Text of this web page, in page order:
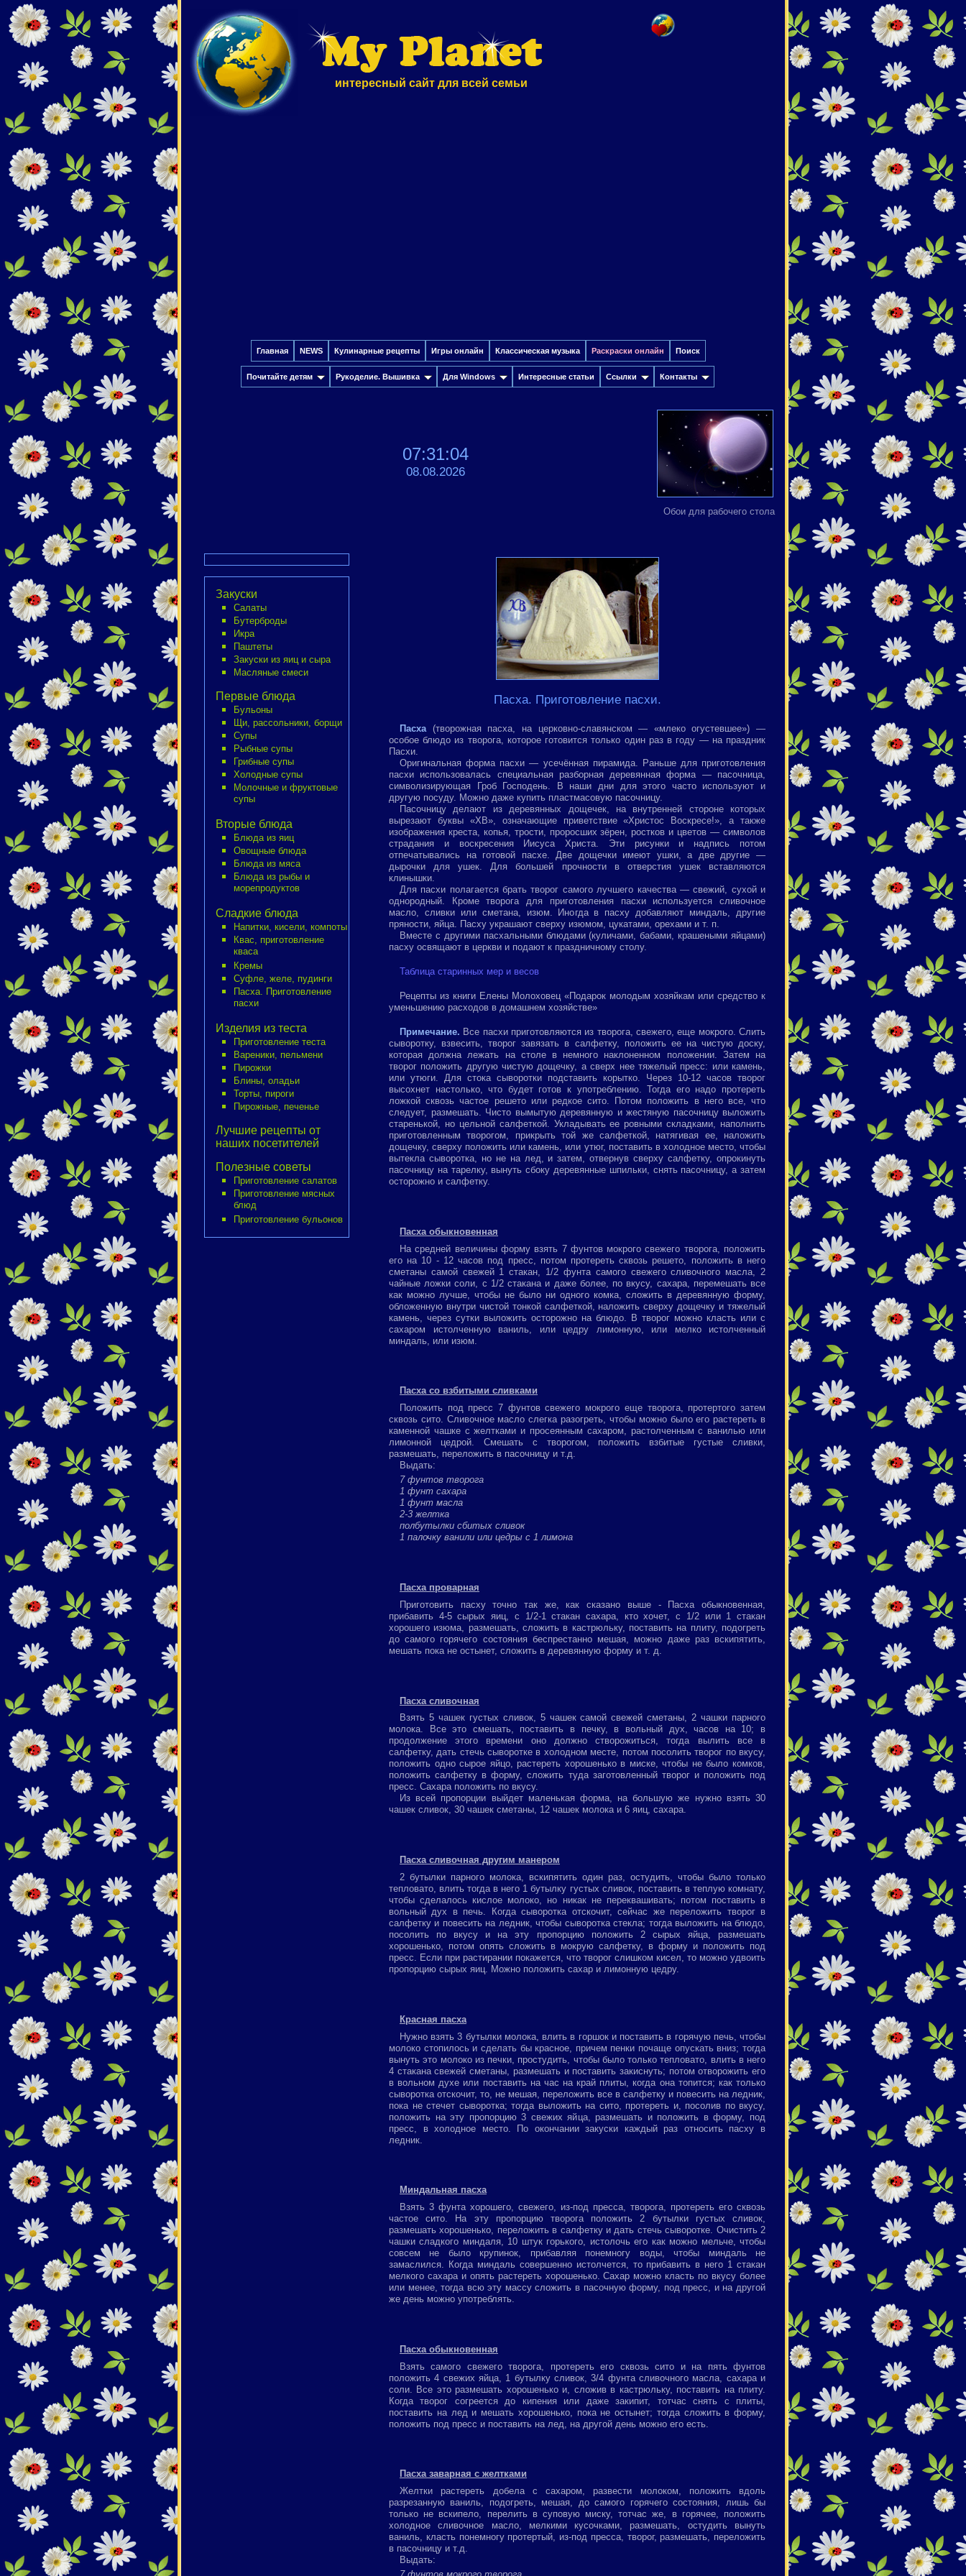
интересный сайт для всей семьи
Главная NEWS Кулинарные рецепты Игры онлайн Классическая музыка Раскраски онлайн Поиск
Почитайте детям Рукоделие. Вышивка Для Windows Интересные cтатьи Ссылки Контакты
07:31:05
08.08.2026
Обои для рабочего стола
Закуски
Салаты
Бутерброды
Икра
Паштеты
Закуски из яиц и сыра
Масляные смеси
Первые блюда
Бульоны
Щи, рассольники, борщи
Супы
Рыбные супы
Грибные супы
Холодные супы
Молочные и фруктовые
супы
Вторые блюда
Блюда из яиц
Овощные блюда
Блюда из мяса
Блюда из рыбы и
морепродуктов
Сладкие блюда
Напитки, кисели, компоты
Квас, приготовление
кваса
Кремы
Суфле, желе, пудинги
Пасха. Приготовление
пасхи
Изделия из теста
Приготовление теста
Вареники, пельмени
Пирожки
Блины, оладьи
Торты, пироги
Пирожные, печенье
Лучшие рецепты от
наших посетителей
Полезные советы
Приготовление салатов
Приготовление мясных
блюд
Приготовление бульонов
Пасха. Приготовление пасхи.
Пасха(творожная пасха, на церковно-славянском — «млеко огустевшее») —
особое блюдо из творога, которое готовится только один раз в году — на праздник
Пасхи.
Оригинальная форма пасхи — усечённая пирамида. Раньше для приготовления
пасхи использовалась специальная разборная деревянная форма — пасочница,
символизирующая Гроб Господень. В наши дни для этого часто используют и
другую посуду. Можно даже купить пластмасовую пасочницу.
Пасочницу делают из деревянных дощечек, на внутренней стороне которых
вырезают буквы «ХВ», означающие приветствие «Христос Воскресе!», а также
изображения креста, копья, трости, проросших зёрен, ростков и цветов — символов
страдания и воскресения Иисуса Христа. Эти рисунки и надпись потом
отпечатывались на готовой пасхе. Две дощечки имеют ушки, а две другие —
дырочки для ушек. Для большей прочности в отверстия ушек вставляются
клинышки.
Для пасхи полагается брать творог самого лучшего качества — свежий, сухой и
однородный. Кроме творога для приготовления пасхи используется сливочное
масло, сливки или сметана, изюм. Иногда в пасху добавляют миндаль, другие
пряности, яйца. Пасху украшают сверху изюмом, цукатами, орехами и т. п.
Вместе с другими пасхальными блюдами (куличами, бабами, крашеными яйцами)
пасху освящают в церкви и подают к праздничному столу.
Таблица старинных мер и весов
Рецепты из книги Елены Молоховец «Подарок молодым хозяйкам или средство к
уменьшению расходов в домашнем хозяйстве»
Примечание. Все пасхи приготовляются из творога, свежего, еще мокрого. Слить
сыворотку, взвесить, творог завязать в салфетку, положить ее на чистую доску,
которая должна лежать на столе в немного наклоненном положении. Затем на
творог положить другую чистую дощечку, а сверх нее тяжелый пресс: или камень,
или утюги. Для стока сыворотки подставить корытко. Через 10-12 часов творог
высохнет настолько, что будет готов к употреблению. Тогда его надо протереть
ложкой сквозь частое решето или редкое сито. Потом положить в него все, что
следует, размешать. Чисто вымытую деревянную и жестяную пасочницу выложить
старенькой, но цельной салфеткой. Укладывать ее ровными складками, наполнить
приготовленным творогом, прикрыть той же салфеткой, натягивая ее, наложить
дощечку, сверху положить или камень, или утюг, поставить в холодное место, чтобы
вытекла сыворотка, но не на лед, и затем, отвернув сверху салфетку, опрокинуть
пасочницу на тарелку, вынуть сбоку деревянные шпильки, снять пасочницу, а затем
осторожно и салфетку.
Пасха обыкновенная
На средней величины форму взять 7 фунтов мокрого свежего творога, положить
его на 10 - 12 часов под пресс, потом протереть сквозь решето, положить в него
сметаны самой свежей 1 стакан, 1/2 фунта самого свежего сливочного масла, 2
чайные ложки соли, с 1/2 стакана и даже более, по вкусу, сахара, перемешать все
как можно лучше, чтобы не было ни одного комка, сложить в деревянную форму,
обложенную внутри чистой тонкой салфеткой, наложить сверху дощечку и тяжелый
камень, через сутки выложить осторожно на блюдо. В творог можно класть или с
сахаром истолченную ваниль, или цедру лимонную, или мелко истолченный
миндаль, или изюм.
Пасха со взбитыми сливками
Положить под пресс 7 фунтов свежего мокрого еще творога, протертого затем
сквозь сито. Сливочное масло слегка разогреть, чтобы можно было его растереть в
каменной чашке с желтками и просеянным сахаром, растолченным с ванилью или
лимонной цедрой. Смешать с творогом, положить взбитые густые сливки,
размешать, переложить в пасочницу и т.д.
Выдать:
7 фунтов творога
1 фунт сахара
1 фунт масла
2-3 желтка
полбутылки сбитых сливок
1 палочку ванили или цедры с 1 лимона
Пасха проварная
Приготовить пасху точно так же, как сказано выше - Пасха обыкновенная,
прибавить 4-5 сырых яиц, с 1/2-1 стакан сахара, кто хочет, с 1/2 или 1 стакан
хорошего изюма, размешать, сложить в кастрюльку, поставить на плиту, подогреть
до самого горячего состояния беспрестанно мешая, можно даже раз вскипятить,
мешать пока не остынет, сложить в деревянную форму и т. д.
Пасха сливочная
Взять 5 чашек густых сливок, 5 чашек самой свежей сметаны, 2 чашки парного
молока. Все это смешать, поставить в печку, в вольный дух, часов на 10; в
продолжение этого времени оно должно створожиться, тогда вылить все в
салфетку, дать стечь сыворотке в холодном месте, потом посолить творог по вкусу,
положить одно сырое яйцо, растереть хорошенько в миске, чтобы не было комков,
положить салфетку в форму, сложить туда заготовленный творог и положить под
пресс. Сахара положить по вкусу.
Из всей пропорции выйдет маленькая форма, на большую же нужно взять 30
чашек сливок, 30 чашек сметаны, 12 чашек молока и 6 яиц, сахара.
Пасха сливочная другим манером
2 бутылки парного молока, вскипятить один раз, остудить, чтобы было только
тепловато, влить тогда в него 1 бутылку густых сливок, поставить в теплую комнату,
чтобы сделалось кислое молоко, но никак не переквашивать; потом поставить в
вольный дух в печь. Когда сыворотка отскочит, сейчас же переложить творог в
салфетку и повесить на ледник, чтобы сыворотка стекла; тогда выложить на блюдо,
посолить по вкусу и на эту пропорцию положить 2 сырых яйца, размешать
хорошенько, потом опять сложить в мокрую салфетку, в форму и положить под
пресс. Если при растирании покажется, что творог слишком кисел, то можно удвоить
пропорцию сырых яиц. Можно положить сахар и лимонную цедру.
Красная пасха
Нужно взять 3 бутылки молока, влить в горшок и поставить в горячую печь, чтобы
молоко стопилось и сделать бы красное, причем пенки почаще опускать вниз; тогда
вынуть это молоко из печки, простудить, чтобы было только тепловато, влить в него
4 стакана свежей сметаны, размешать и поставить закиснуть; потом отворожить его
в вольном духе или поставить на час на край плиты, когда она топится; как только
сыворотка отскочит, то, не мешая, переложить все в салфетку и повесить на ледник,
пока не стечет сыворотка; тогда выложить на сито, протереть и, посолив по вкусу,
положить на эту пропорцию 3 свежих яйца, размешать и положить в форму, под
пресс, в холодное место. По окончании закуски каждый раз относить пасху в
ледник.
Миндальная пасха
Взять 3 фунта хорошего, свежего, из-под пресса, творога, протереть его сквозь
частое сито. На эту пропорцию творога положить 2 бутылки густых сливок,
размешать хорошенько, переложить в салфетку и дать стечь сыворотке. Очистить 2
чашки сладкого миндаля, 10 штук горького, истолочь его как можно мельче, чтобы
совсем не было крупинок, прибавляя понемногу воды, чтобы миндаль не
замаслился. Когда миндаль совершенно истолчется, то прибавить в него 1 стакан
мелкого сахара и опять растереть хорошенько. Сахар можно класть по вкусу более
или менее, тогда всю эту массу сложить в пасочную форму, под пресс, и на другой
же день можно употреблять.
Пасха обыкновенная
Взять самого свежего творога, протереть его сквозь сито и на пять фунтов
положить 4 свежих яйца, 1 бутылку сливок, 3/4 фунта сливочного масла, сахара и
соли. Все это размешать хорошенько и, сложив в кастрюльку, поставить на плиту.
Когда творог согреется до кипения или даже закипит, тотчас снять с плиты,
поставить на лед и мешать хорошенько, пока не остынет; тогда сложить в форму,
положить под пресс и поставить на лед, на другой день можно его есть.
Пасха заварная с желтками
Желтки растереть добела с сахаром, развести молоком, положить вдоль
разрезанную ваниль, подогреть, мешая, до самого горячего состояния, лишь бы
только не вскипело, перелить в суповую миску, тотчас же, в горячее, положить
холодное сливочное масло, мелкими кусочками, размешать, остудить вынуть
ваниль, класть понемногу протертый, из-под пресса, творог, размешать, переложить
в пасочницу и т.д.
Выдать: